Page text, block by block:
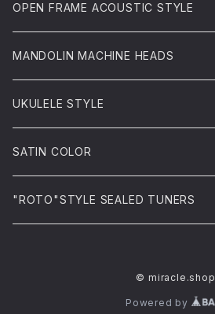
OPEN FRAME ACOUSTIC STYLE
MANDOLIN MACHINE HEADS
UKULELE STYLE
SATIN COLOR
"ROTO"STYLE SEALED TUNERS
© miracle.shop
Powered by